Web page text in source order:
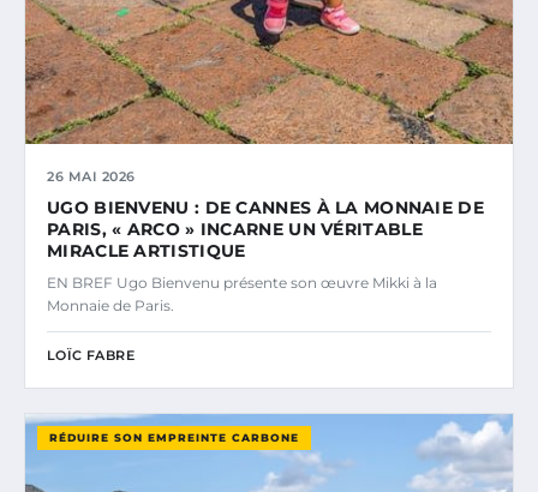
26 MAI 2026
UGO BIENVENU : DE CANNES À LA MONNAIE DE
PARIS, « ARCO » INCARNE UN VÉRITABLE
MIRACLE ARTISTIQUE
EN BREF Ugo Bienvenu présente son œuvre Mikki à la
Monnaie de Paris.
LOÏC FABRE
RÉDUIRE SON EMPREINTE CARBONE